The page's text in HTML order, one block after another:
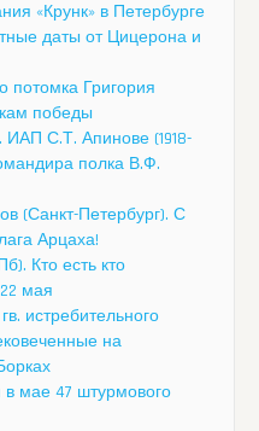
«Крунк» в Петербурге
даты от Цицерона и
потомка Григория
победы
ИАП С.Т. Апинове (1918-
полка В.Ф.
(Санкт-Петербург). С
Арцаха!
Кто есть кто
мая
истребительного
на
мае 47 штурмового